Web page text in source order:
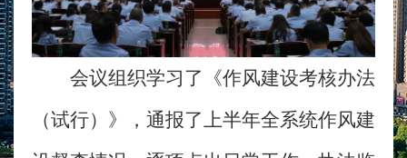
会议组织学习了《作风建设考核办法
（试行）》，通报了上半年全系统作风建